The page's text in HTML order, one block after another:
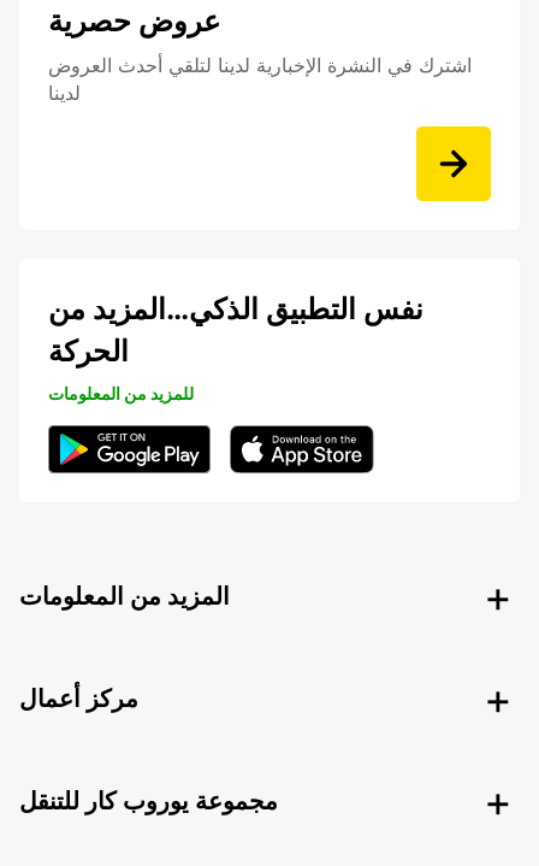
عروض حصرية
اشترك في النشرة الإخبارية لدينا لتلقي أحدث العروض
لدينا
نفس التطبيق الذكي…المزيد من
الحركة
للمزيد من المعلومات
المزيد من المعلومات
مركز أعمال
مجموعة يوروب كار للتنقل